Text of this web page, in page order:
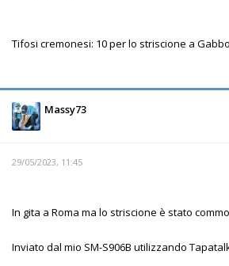
Tifosi cremonesi: 10 per lo striscione a Gabbo
Massy73
29/05/2023, 11:45
In gita a Roma ma lo striscione è stato
Inviato dal mio SM-S906B utilizzando